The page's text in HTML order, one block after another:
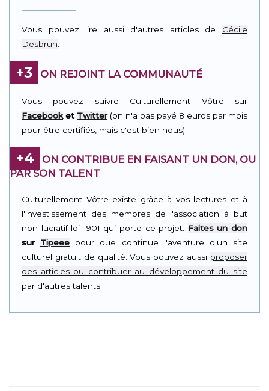
Vous pouvez lire aussi d'autres articles de Cécile
Desbrun
+3 ON REJOINT LA COMMUNAUTÉ
Vous pouvez suivre Culturellement Vôtre sur
Facebooket Twitter(on n'a pas payé 8 euros par mois
pour être certifiés, mais c'est bien nous).
+4
ON CONTRIBUE EN FAISANT UN DON, OU
PAR SON TALENT
Culturellement Vôtre existe grâce à vos lectures et à
l'investissement des membres de l'association à but
non lucratif loi 1901 qui porte ce projet. Faites un don
sur Tipeee pour que continue l'aventure d'un site
culturel gratuit de qualité. Vous pouvez aussi proposer
des articles ou contribuer au développement du site
par d'autres talents.